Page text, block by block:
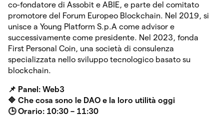
co-fondatore di Assobit e ABIE, e parte del comitato
promotore del Forum Europeo Blockchain. Nel 2019, si
unisce a Young Platform S.p.A come advisor e
successivamente come presidente. Nel 2023, fonda
First Personal Coin, una società di consulenza
specializzata nello sviluppo tecnologico basato su
blockchain.
📌 Panel: Web3
🔷 Che cosa sono le DAO e la loro utilità oggi
🕒 Orario: 10:30 – 11:30